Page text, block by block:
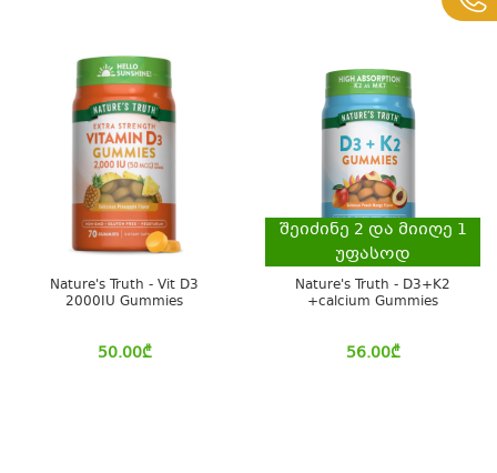
Nature's Truth - Vit D3
2000IU Gummies
50.00₾
შეიძინე 2 და მიიღე 1
უფასოდ
Nature's Truth - D3+K2
+calcium Gummies
56.00₾